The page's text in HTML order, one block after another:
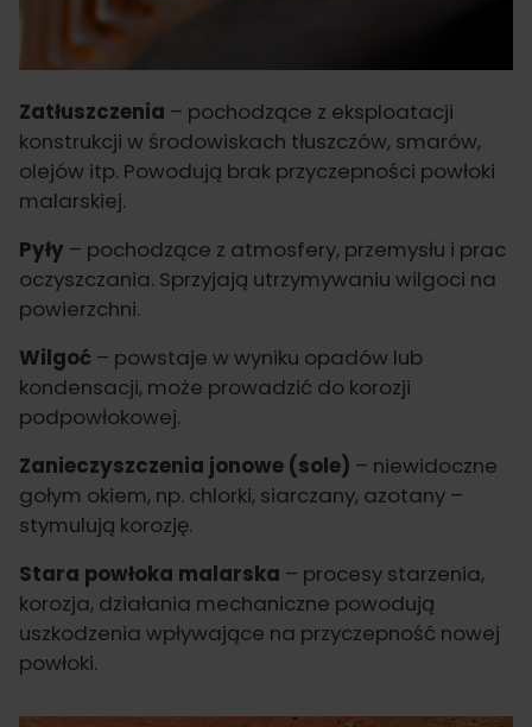
Zatłuszczenia – pochodzące z eksploatacji
konstrukcji w środowiskach tłuszczów, smarów,
olejów itp. Powodują brak przyczepności powłoki
malarskiej.
Pyły – pochodzące z atmosfery, przemysłu i prac
oczyszczania. Sprzyjają utrzymywaniu wilgoci na
powierzchni.
Wilgoć – powstaje w wyniku opadów lub
kondensacji, może prowadzić do korozji
podpowłokowej.
Zanieczyszczenia jonowe (sole) – niewidoczne
gołym okiem, np. chlorki, siarczany, azotany –
stymulują korozję.
Stara powłoka malarska – procesy starzenia,
korozja, działania mechaniczne powodują
uszkodzenia wpływające na przyczepność nowej
powłoki.